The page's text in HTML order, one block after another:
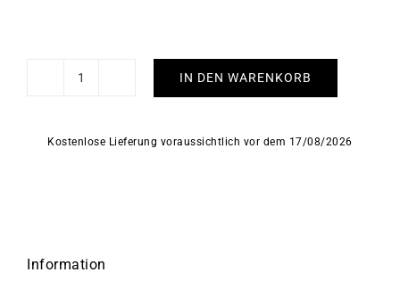
10mm
Menge
IN DEN WARENKORB
Kostenlose Lieferung voraussichtlich vor dem 17/08/2026
Information